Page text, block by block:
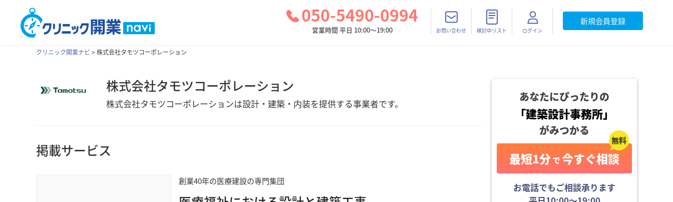
050-5490-0994
営業時間 平日 10:00～19:00 お問い合わせ 検討中リスト ログイン
新規会員登録
クリニック開業ナビ >株式会社タモツコーポレーション
株式会社タモツコーポレーション
株式会社タモツコーポレーションは設計・建築・内装を提供する事業者です。
掲載サービス
創業40年の医療建設の専門集団
あなたにぴったりの
「建築設計事務所」
がみつかる
最短1分で今すぐ相談
お電話でもご相談承ります